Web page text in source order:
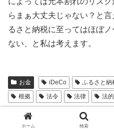
らまぁ大丈夫じゃない？と
るさと納税に至ってはほぼ
ない、と私は考えます。
お金 iDeCo ふるさと納
根拠
法令 法律 法
ホーム 検索